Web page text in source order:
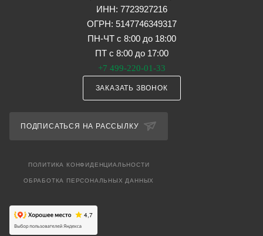
ИНН: 7723927216
ОГРН: 5147746349317
ПН-ЧТ с 8:00 до 18:00
ПТ с 8:00 до 17:00
+7 499-220-01-33
ЗАКАЗАТЬ ЗВОНОК
ПОДПИСАТЬСЯ НА РАССЫЛКУ
ПОЛИТИКА КОНФИДЕНЦИАЛЬНОСТИ
ОБРАБОТКА ПЕРСОНАЛЬНЫХ ДАННЫХ